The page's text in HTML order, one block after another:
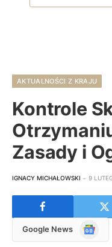
AKTUALNOŚCI Z KRAJU
Kontrole
Zasady i
IGNACY MICHAŁOWSKI 9
Google News
Google